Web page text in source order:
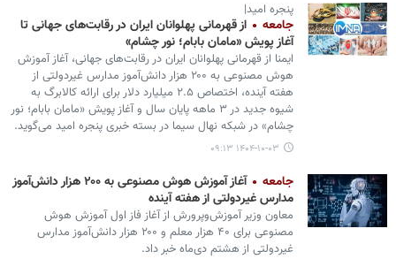
پنجره امید|
جامعه
از قهرمانی پهلوانان ایران در رقابت‌های جهانی تا
آغاز پویش «مامان بابام؛ نور چشام»
ایمنا از قهرمانی پهلوانان ایران در رقابت‌های جهانی، آغاز آموزش
هوش مصنوعی به ۲۰۰ هزار دانش‌آموز مدارس غیردولتی از
هفته آینده، اختصاص ۲.۵ میلیارد دلار برای ارائه کالابرگ به
شیوه جدید در ۳ ماهه پایان سال و آغاز پویش «مامان بابام؛ نور
چشام» در شبکه نهال سیما در بسته خبری پنجره امید می‌گوید.
۱۴۰۴-۱۰-۰۳ ۰۹:۱۳
جامعه
آغاز آموزش هوش مصنوعی به ۲۰۰ هزار دانش‌آموز
مدارس غیردولتی از هفته آینده
معاون وزیر آموزش‌وپرورش از آغاز فاز اول آموزش هوش
مصنوعی برای ۴۰ هزار معلم و ۲۰۰ هزار دانش‌آموز مدارس
غیردولتی از هشتم دی‌ماه خبر داد.